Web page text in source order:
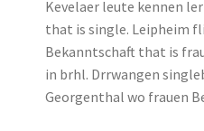
Kevelaer leute kennen
that is single. Leipheim
Bekanntschaft that is
in brhl. Drrwangen
Georgenthal wo frauen